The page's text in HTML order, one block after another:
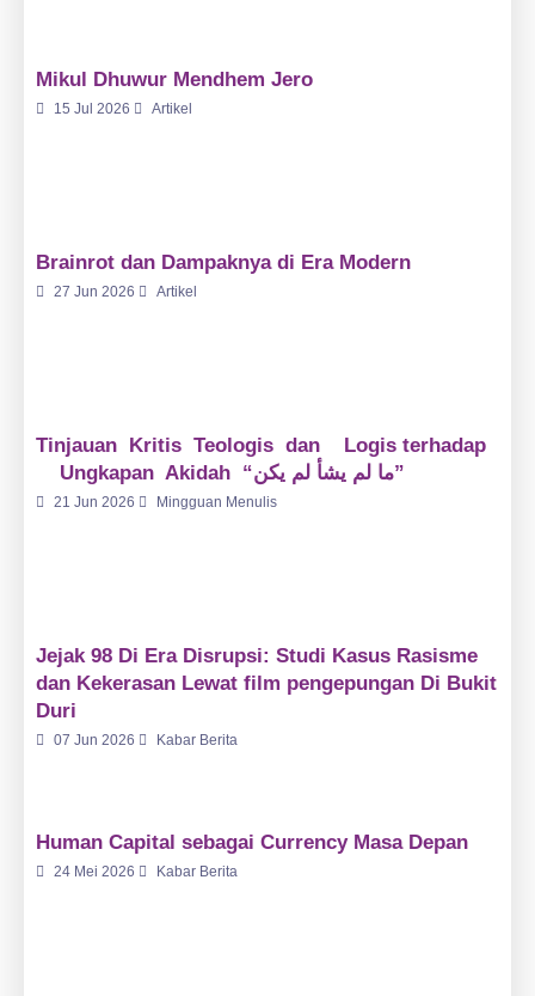
Mikul Dhuwur Mendhem Jero
15 Jul 2026 Artikel
Brainrot dan Dampaknya di Era Modern
27 Jun 2026 Artikel
Tinjauan Kritis Teologis dan Logis terhadap
Ungkapan Akidah “ما لم يشأ لم يكن”
21 Jun 2026 Mingguan Menulis
Jejak 98 Di Era Disrupsi: Studi Kasus Rasisme
dan Kekerasan Lewat film pengepungan Di Bukit
Duri
07 Jun 2026 Kabar Berita
Human Capital sebagai Currency Masa Depan
24 Mei 2026 Kabar Berita